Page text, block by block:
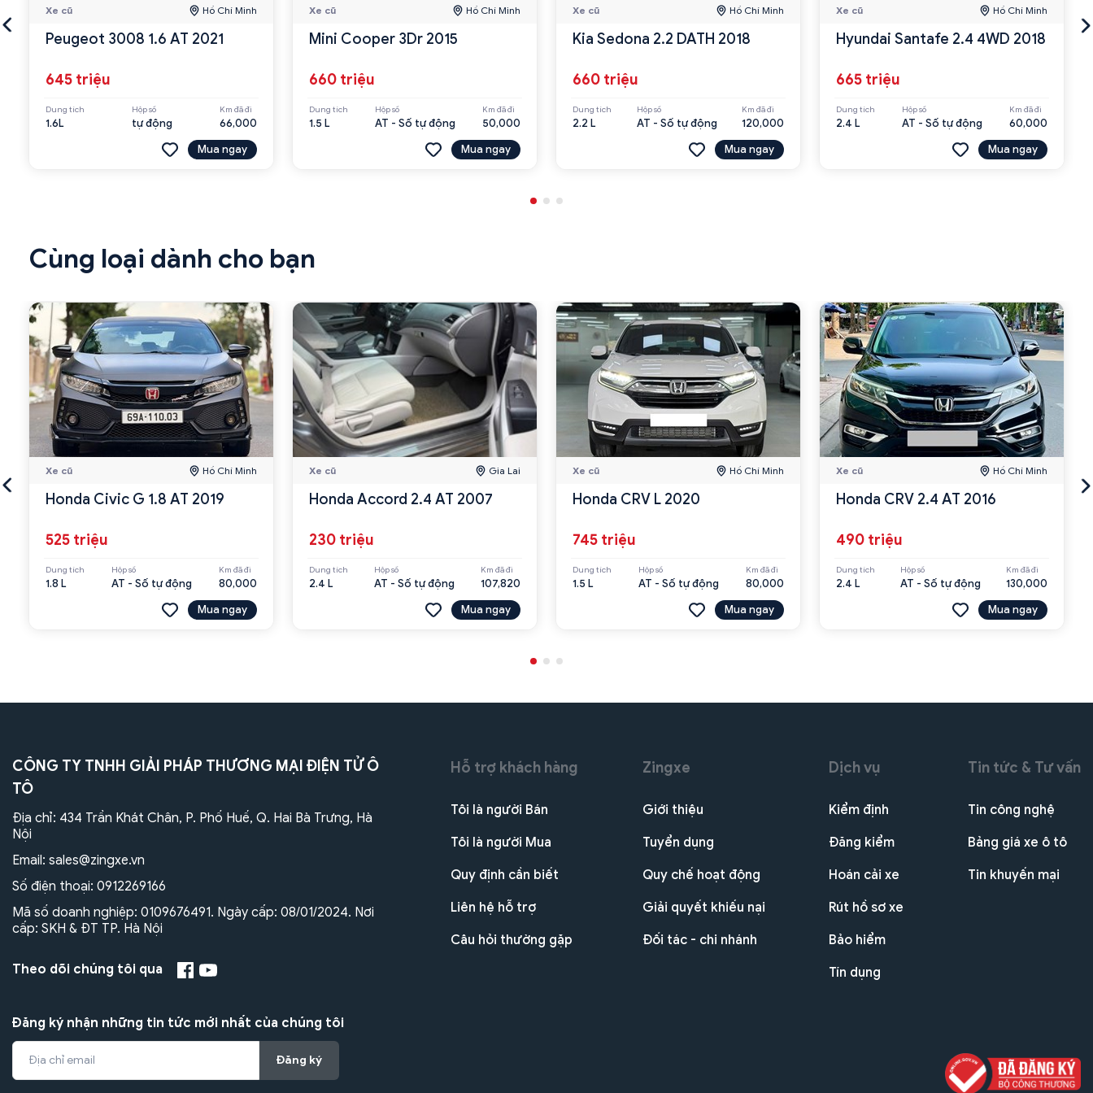
Xe cũ Hồ Chí Minh
Peugeot 3008 1.6 AT 2021
645 triệu
Dung tích
1.6L
Hộp số
tự động
Km đã đi
66,000
Mua ngay
Xe cũ Hồ Chí Minh
Mini Cooper 3Dr 2015
660 triệu
Dung tích
1.5 L
Hộp số
AT - Số tự động
Km đã đi
50,000
Mua ngay
Xe cũ Hồ Chí Minh
Kia Sedona 2.2 DATH 2018
660 triệu
Dung tích
2.2 L
Hộp số
AT - Số tự động
Km đã đi
120,000
Mua ngay
Xe cũ Hồ Chí Minh
Hyundai Santafe 2.4 4WD 2018
665 triệu
Dung tích
2.4 L
Hộp số
AT - Số tự động
Km đã đi
60,000
Mua ngay
Cùng loại dành cho bạn
Xe cũ Hồ Chí Minh
Honda Civic G 1.8 AT 2019
525 triệu
Dung tích
1.8 L
Hộp số
AT - Số tự động
Km đã đi
80,000
Mua ngay
Xe cũ Gia Lai
Honda Accord 2.4 AT 2007
230 triệu
Dung tích
2.4 L
Hộp số
AT - Số tự động
Km đã đi
107,820
Mua ngay
Xe cũ Hồ Chí Minh
Honda CRV L 2020
745 triệu
Dung tích
1.5 L
Hộp số
AT - Số tự động
Km đã đi
80,000
Mua ngay
Xe cũ Hồ Chí Minh
Honda CRV 2.4 AT 2016
490 triệu
Dung tích
2.4 L
Hộp số
AT - Số tự động
Km đã đi
130,000
Mua ngay
CÔNG TY TNHH GIẢI PHÁP THƯƠNG MẠI ĐIỆN TỬ Ô
TÔ
Địa chỉ: 434 Trần Khát Chân, P. Phố Huế, Q. Hai Bà Trưng, Hà
Nội
Email: sales@zingxe.vn
Số điện thoại: 0912269166
Mã số doanh nghiệp: 0109676491. Ngày cấp: 08/01/2024. Nơi
cấp: SKH & ĐT TP. Hà Nội
Theo dõi chúng tôi qua
Đăng ký nhận những tin tức mới nhất của chúng tôi
Đăng ký
Hỗ trợ khách hàng
Tôi là người Bán
Tôi là người Mua
Quy định cần biết
Liên hệ hỗ trợ
Câu hỏi thường gặp
Zingxe
Giới thiệu
Tuyển dụng
Quy chế hoạt động
Giải quyết khiếu nại
Đối tác - chi nhánh
Dịch vụ
Kiểm định
Đăng kiểm
Hoán cải xe
Rút hồ sơ xe
Bảo hiểm
Tín dụng
Tin tức & Tư vấn
Tin công nghệ
Bảng giá xe ô tô
Tin khuyến mại